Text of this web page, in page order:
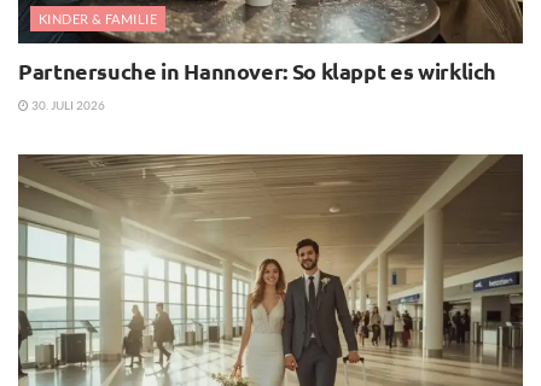
KINDER & FAMILIE
Partnersuche in Hannover: So klappt es wirklich
30. JULI 2026